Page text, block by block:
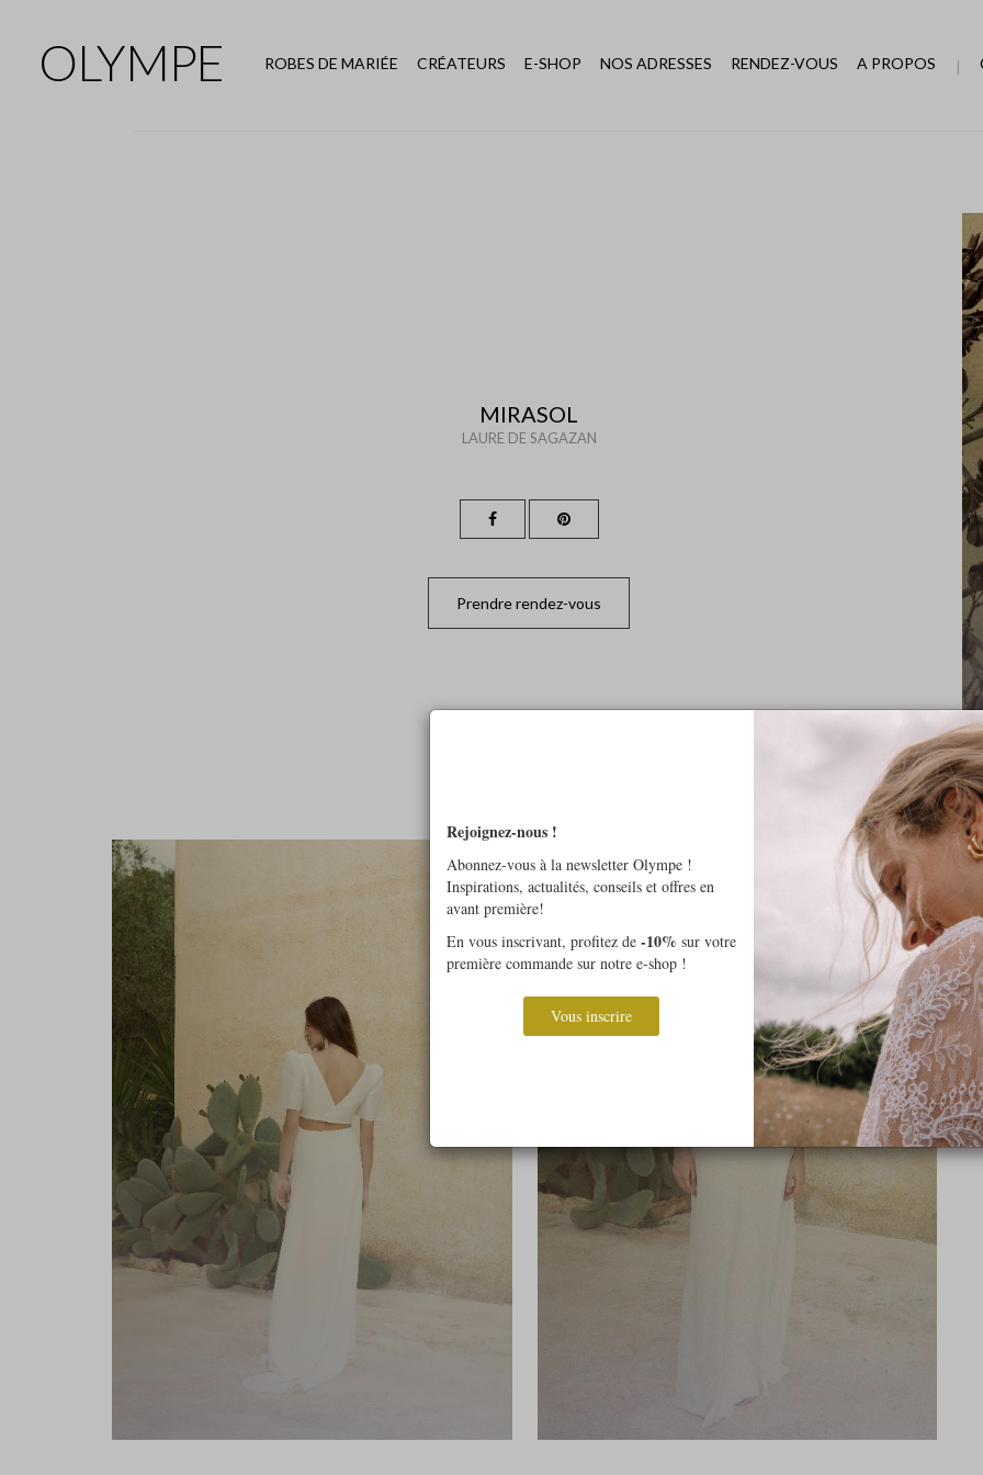
Rejoignez-nous !
Abonnez-vous à la newsletter Olympe !
Inspirations, actualités, conseils et offres en
avant première!
En vous inscrivant, profitez de -10%sur votre
première commande sur notre e-shop !
Vous inscrire
OLYMPE ROBES DE MARIÉE CRÉATEURS E-SHOP NOS ADRESSES RENDEZ-VOUS A PROPOS
MIRASOL
LAURE DE SAGAZAN
Prendre rendez-vous